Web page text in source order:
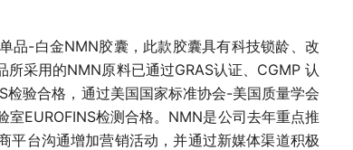
品-白金NMN胶囊，此款胶囊具有科技锁龄、改
采用的NMN原料已通过GRAS认证、CGMP 认
检验合格，通过美国国家标准协会-美国质量学会
EUROFINS检测合格。NMN是公司去年重点推
平台沟通增加营销活动，并通过新媒体渠道积极